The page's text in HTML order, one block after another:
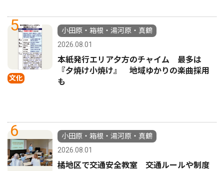
5
文化
小田原・箱根・湯河原・真鶴
2026.08.01
本紙発行エリア夕方のチャイム 最多は
『夕焼け小焼け』 地域ゆかりの楽曲採用
も
6
小田原・箱根・湯河原・真鶴
2026.08.01
橘地区で交通安全教室 交通ルールや制度